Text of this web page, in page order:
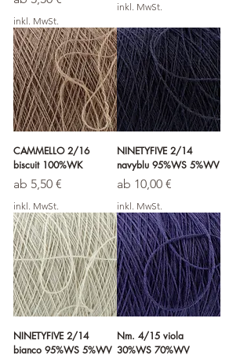
inkl. MwSt.
inkl. MwSt.
CAMMELLO 2/16
biscuit 100%WK
ab 5,50 €
Sale-Preis
inkl. MwSt.
NINETYFIVE 2/14
navyblu 95%WS 5%WV
ab 10,00 €
Sale-Preis
inkl. MwSt.
NINETYFIVE 2/14
bianco 95%WS 5%WV
Nm. 4/15 viola
30%WS 70%WV